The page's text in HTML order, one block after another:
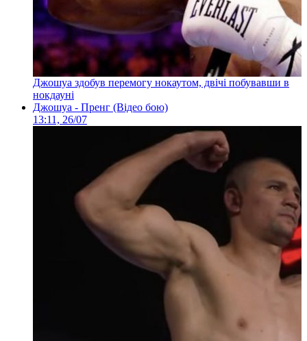
Джошуа здобув перемогу нокаутом, двічі побувавши в
нокдауні
Джошуа - Пренг (Відео бою)
13:11, 26/07